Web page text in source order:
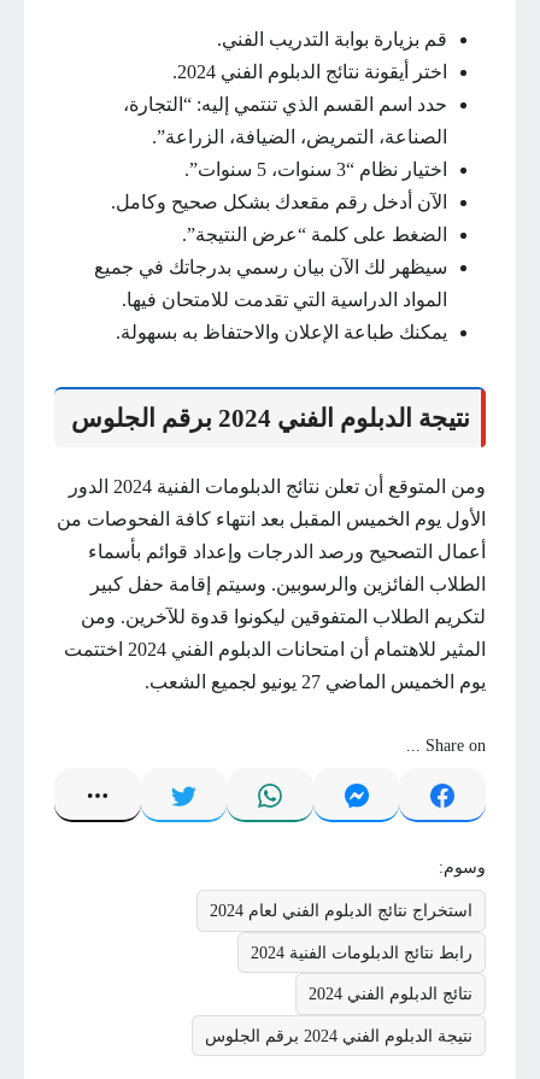
قم بزيارة بوابة التدريب الفني.
اختر أيقونة نتائج الدبلوم الفني 2024.
حدد اسم القسم الذي تنتمي إليه: “التجارة،
الصناعة، التمريض، الضيافة، الزراعة”.
اختيار نظام “3 سنوات، 5 سنوات”.
الآن أدخل رقم مقعدك بشكل صحيح وكامل.
الضغط على كلمة “عرض النتيجة”.
سيظهر لك الآن بيان رسمي بدرجاتك في جميع
المواد الدراسية التي تقدمت للامتحان فيها.
يمكنك طباعة الإعلان والاحتفاظ به بسهولة.
نتيجة الدبلوم الفني 2024 برقم الجلوس
ومن المتوقع أن تعلن نتائج الدبلومات الفنية 2024 الدور
الأول يوم الخميس المقبل بعد انتهاء كافة الفحوصات من
أعمال التصحيح ورصد الدرجات وإعداد قوائم بأسماء
الطلاب الفائزين والرسوبين. وسيتم إقامة حفل كبير
لتكريم الطلاب المتفوقين ليكونوا قدوة للآخرين. ومن
المثير للاهتمام أن امتحانات الدبلوم الفني 2024 اختتمت
يوم الخميس الماضي 27 يونيو لجميع الشعب.
Share on ...
وسوم:
استخراج نتائج الدبلوم الفني لعام 2024
رابط نتائج الدبلومات الفنية 2024
نتائج الدبلوم الفني 2024
نتيجة الدبلوم الفني 2024 برقم الجلوس